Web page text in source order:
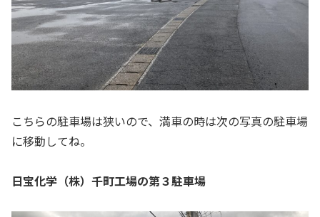
こちらの駐車場は狭いので、満車の時は次の写真の駐車場
に移動してね。
日宝化学（株）千町工場の第３駐車場